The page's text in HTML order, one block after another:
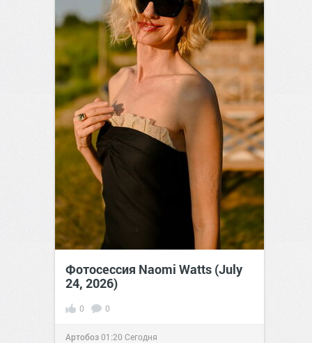
Фотосессия Naomi Watts (July
24, 2026)
0 0
Артобоз01:20 Сегодня